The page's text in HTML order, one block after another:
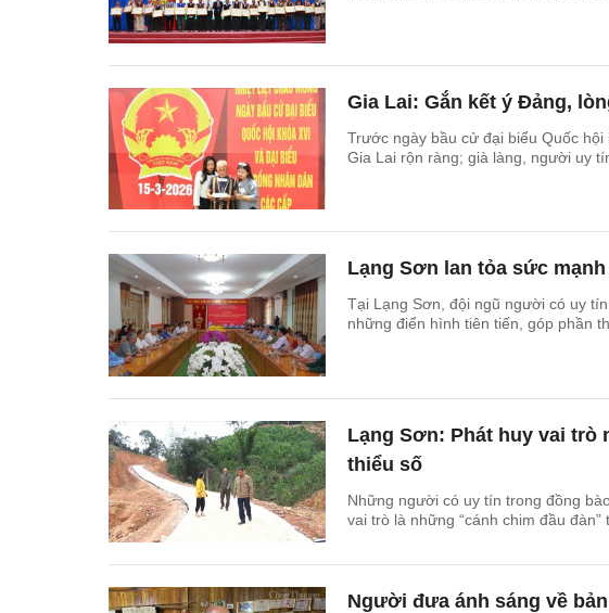
Gia Lai: Gắn kết ý Đảng,
Trước ngày bầu cử đại biểu Quốc
Gia Lai rộn ràng; già làng, người uy
Lạng Sơn lan tỏa sức
Tại Lạng Sơn, đội ngũ người có uy
những điển hình tiên tiến, góp phần
Lạng Sơn: Phát huy vai
thiểu số
Những người có uy tín trong đồng
vai trò là những “cánh chim đầu đàn”
Người đưa ánh sáng về